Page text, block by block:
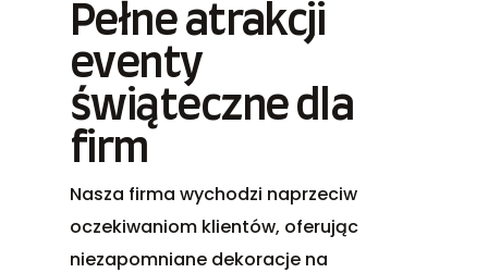
Pełne atrakcji
eventy
świąteczne dla
firm
Nasza firma wychodzi naprzeciw
oczekiwaniom klientów, oferując
niezapomniane dekoracje na